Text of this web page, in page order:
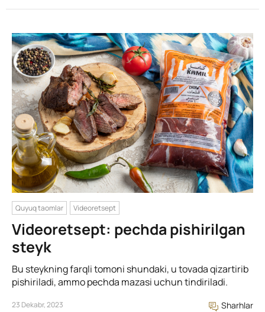
Quyuq taomlar Videoretsept
Videoretsept: pechda pishirilgan
steyk
Bu steykning farqli tomoni shundaki, u tovada qizartirib
pishiriladi, ammo pechda mazasi uchun tindiriladi.
23 Dekabr, 2023 Sharhlar